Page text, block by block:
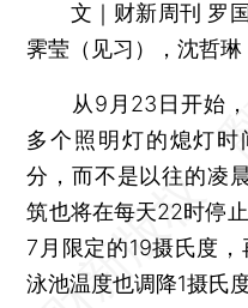
文｜财新周刊 罗
霁莹（见习），沈哲琳
从9月23日开始，
多个照明灯的熄灯
分，而不是以往的凌
筑也将在每天22时停
7月限定的19摄氏度
泳池温度也调降1摄氏